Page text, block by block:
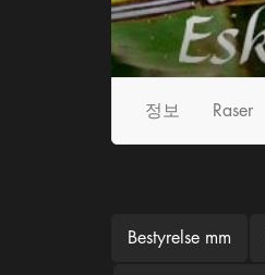
정보 Raser
Bestyrelse mm